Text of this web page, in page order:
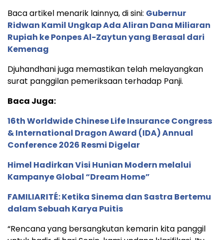
Baca artikel menarik lainnya, di sini: Gubernur
Ridwan Kamil Ungkap Ada Aliran Dana Miliaran
Rupiah ke Ponpes Al-Zaytun yang Berasal dari
Kemenag
Djuhandhani juga memastikan telah melayangkan
surat panggilan pemeriksaan terhadap Panji.
Baca Juga:
16th Worldwide Chinese Life Insurance Congress
& International Dragon Award (IDA) Annual
Conference 2026 Resmi Digelar
Himel Hadirkan Visi Hunian Modern melalui
Kampanye Global “Dream Home”
FAMILIARITÉ: Ketika Sinema dan Sastra Bertemu
dalam Sebuah Karya Puitis
“Rencana yang bersangkutan kemarin kita panggil